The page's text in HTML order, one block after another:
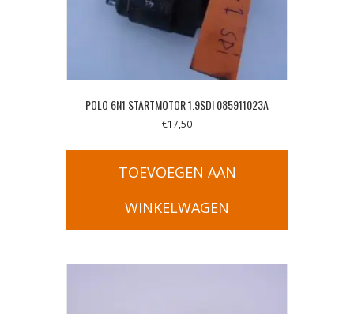
POLO 6N1 STARTMOTOR 1.9SDI 085911023A
€17,50
TOEVOEGEN AAN
WINKELWAGEN